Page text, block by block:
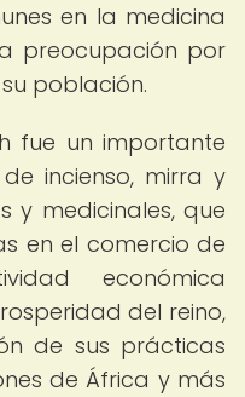
en la medicina
preocupación por
población.
fue un importante
incienso, mirra y
y medicinales, que
en el comercio de
económica
del reino,
de sus prácticas
de África y más